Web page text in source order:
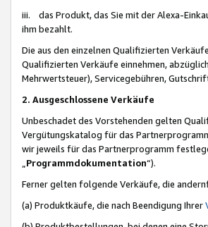
iii. das Produkt, das Sie mit der Alexa-
ihm bezahlt.
Die aus den einzelnen Qualifizierten
Qualifizierten Verkäufe einnehmen,
Mehrwertsteuer), Servicegebühren,
2. Ausgeschlossene Verkäufe
Unbeschadet des Vorstehenden gelten
Vergütungskatalog für das
wir jeweils für das Partnerprogramm
Programmdokumentation“).
Ferner gelten folgende Verkäufe, die
(a) Produktkäufe, die nach Beendigung Ihrer